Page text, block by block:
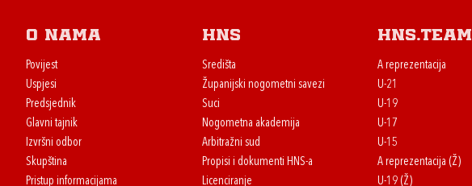
O nama
Povijest
Uspjesi
Predsjednik
Glavni tajnik
Izvršni odbor
Skupština
Pristup informacijama
HNS
Središta
Županijski nogometni savezi
Suci
Nogometna akademija
Arbitražni sud
Propisi i dokumenti HNS-a
Licenciranje
HNS.team
A reprezentacija
U-21
U-19
U-17
U-15
A reprezentacija (Ž)
U-19 (Ž)